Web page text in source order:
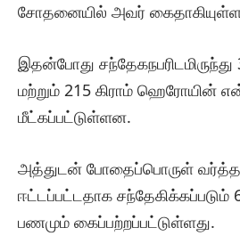
சோதனையில் அவர்
இதன்போது
மற்றும் 215 கிராம் ஹெரோயின்
மீட்கப்பட்டுள்ளன.
அத்துடன் போதைப்பொருள்
ஈட்டப்பட்டதாக சந்தேகிக்கப்படும்
பணமும் கைப்பற்றப்பட்டுள்ளது.